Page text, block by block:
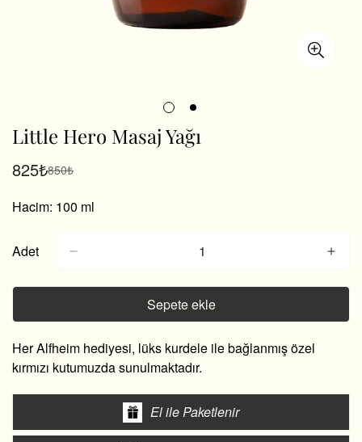
Little Hero Masaj Yağı
Satış
825₺
Normal850₺
Hacim: 100 ml
Adet
Sepete ekle
Her Alfheim hediyesi, lüks kurdele ile bağlanmış özel
kırmızı kutumuzda sunulmaktadır.
El ile Paketlenir